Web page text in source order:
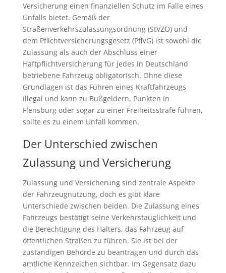
Versicherung einen finanziellen Schutz im Falle eines
Unfalls bietet. Gemäß der
Straßenverkehrszulassungsordnung (StVZO) und
dem Pflichtversicherungsgesetz (PflVG) ist sowohl die
Zulassung als auch der Abschluss einer
Haftpflichtversicherung für jedes in Deutschland
betriebene Fahrzeug obligatorisch. Ohne diese
Grundlagen ist das Führen eines Kraftfahrzeugs
illegal und kann zu Bußgeldern, Punkten in
Flensburg oder sogar zu einer Freiheitsstrafe führen,
sollte es zu einem Unfall kommen.
Der Unterschied zwischen
Zulassung und Versicherung
Zulassung und Versicherung sind zentrale Aspekte
der Fahrzeugnutzung, doch es gibt klare
Unterschiede zwischen beiden. Die Zulassung eines
Fahrzeugs bestätigt seine Verkehrstauglichkeit und
die Berechtigung des Halters, das Fahrzeug auf
öffentlichen Straßen zu führen. Sie ist bei der
zuständigen Behörde zu beantragen und durch das
amtliche Kennzeichen sichtbar. Im Gegensatz dazu